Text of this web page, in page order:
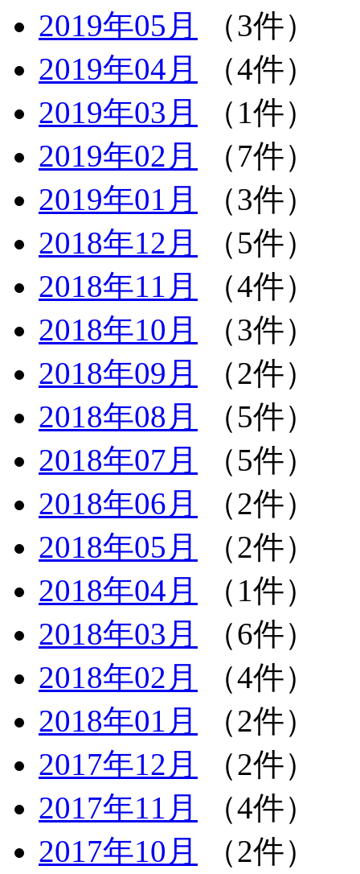
2019年05月
（3件）
2019年04月
（4件）
2019年03月
（1件）
2019年02月
（7件）
2019年01月
（3件）
2018年12月
（5件）
2018年11月
（4件）
2018年10月
（3件）
2018年09月
（2件）
2018年08月
（5件）
2018年07月
（5件）
2018年06月
（2件）
2018年05月
（2件）
2018年04月
（1件）
2018年03月
（6件）
2018年02月
（4件）
2018年01月
（2件）
2017年12月
（2件）
2017年11月
（4件）
2017年10月
（2件）